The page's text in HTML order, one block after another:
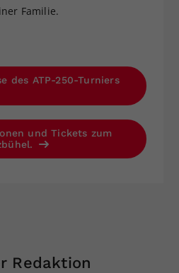
Familie.
des ATP-250-Turniers
und Tickets zum
Redaktion